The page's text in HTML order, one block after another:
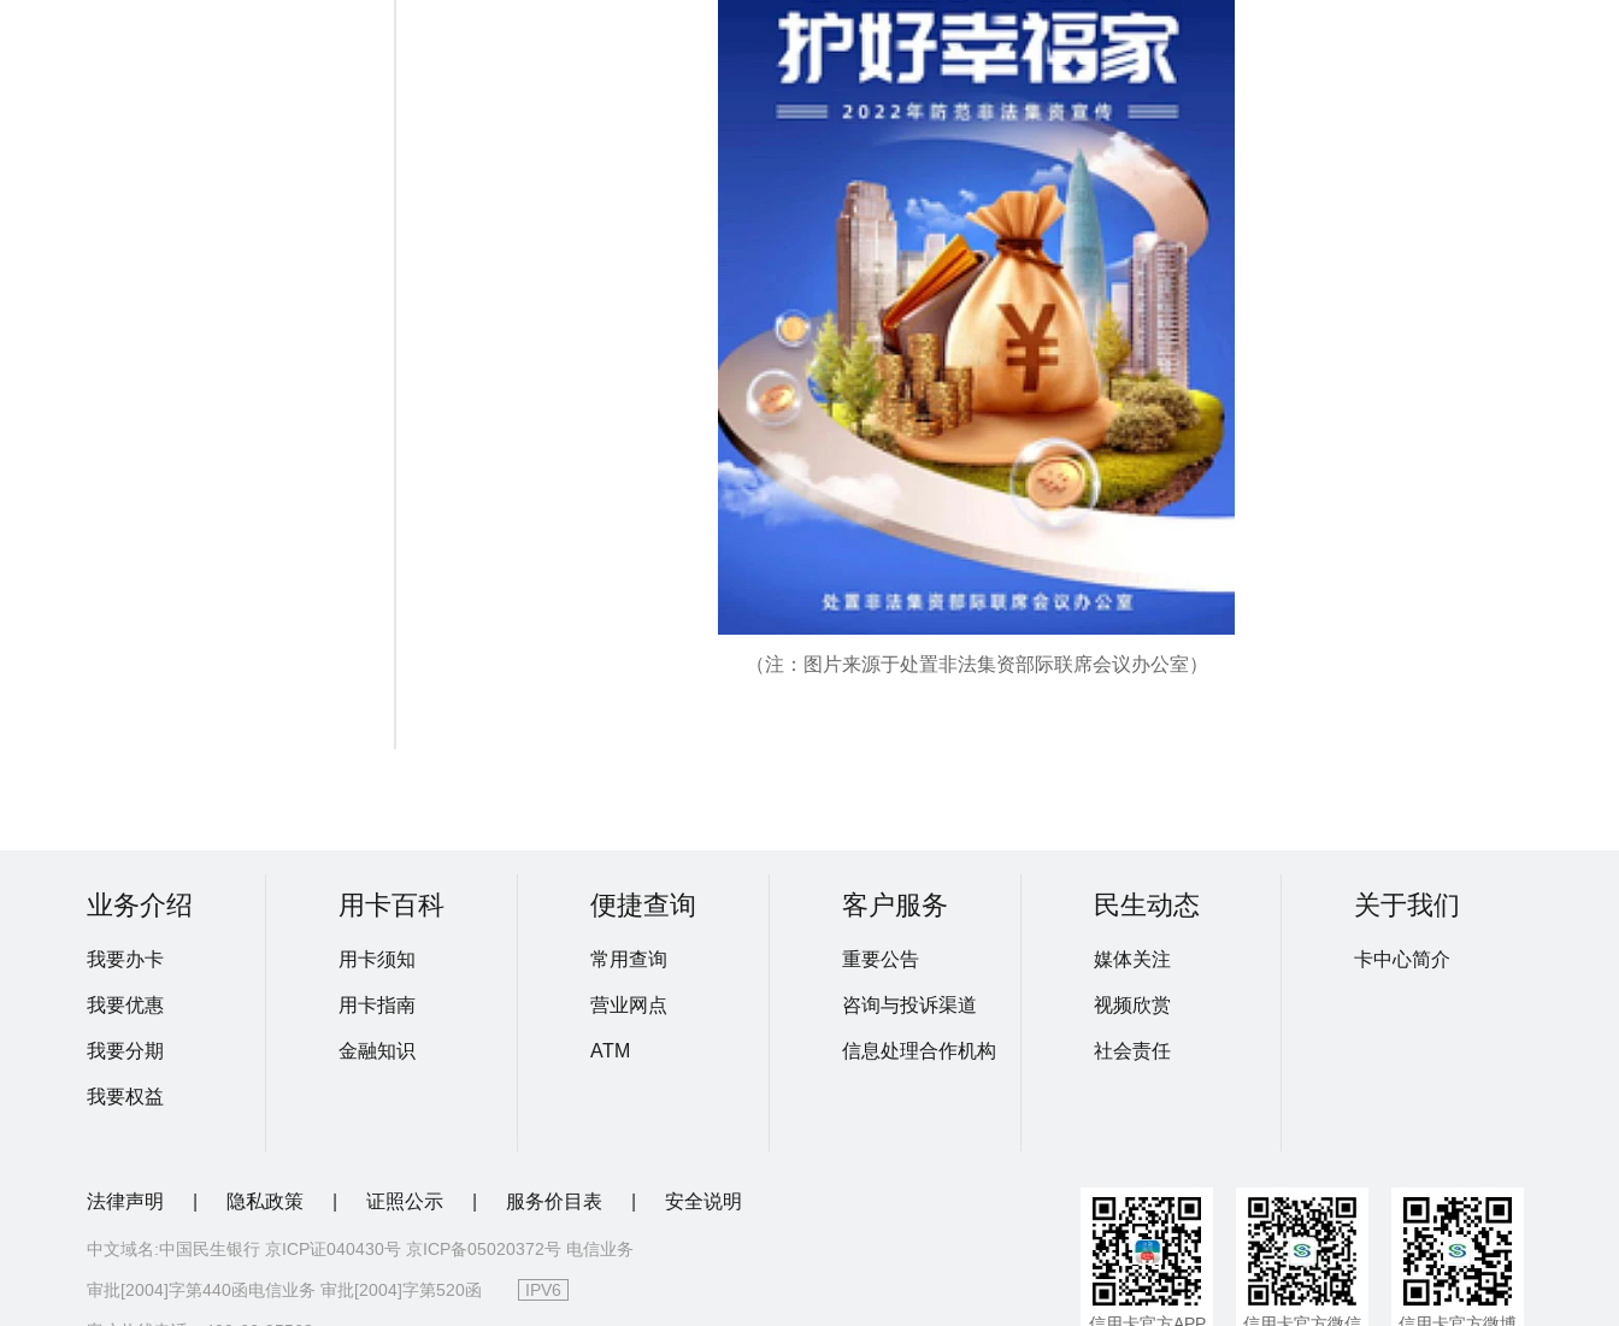
（注：图片来源于处置非法集资部际联席会议办公室）
业务介绍
我要办卡
我要优惠
我要分期
我要权益
用卡百科
用卡须知
用卡指南
金融知识
便捷查询
常用查询
营业网点
ATM
客户服务
重要公告
咨询与投诉渠道
信息处理合作机构
民生动态
媒体关注
视频欣赏
社会责任
关于我们
卡中心简介
法律声明 隐私政策 证照公示 服务价目表 安全说明
中文域名:中国民生银行 京ICP证040430号 京ICP备05020372号 电信业务
审批[2004]字第440函电信业务 审批[2004]字第520函 IPV6